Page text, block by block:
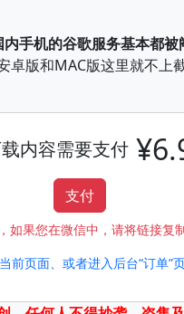
手机的谷歌服务基本都被
卓版和MAC版这里就不上
内容需要支付
支付
如果您在微信中，请将链接复
前页面、或者进入后台“订单”